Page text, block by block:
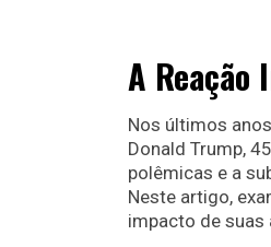
A Reação
Nos últimos
Donald Trump,
polêmicas e a
Neste artigo,
impacto de suas